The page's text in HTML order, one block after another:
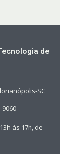
de
SC
9060
às 17h, de